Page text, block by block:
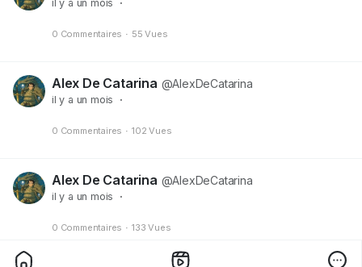
il y a un mois ·
0 Commentaires · 55 Vues
Alex De Catarina @AlexDeCatarina
il y a un mois ·
0 Commentaires · 102 Vues
Alex De Catarina @AlexDeCatarina
il y a un mois ·
0 Commentaires · 133 Vues